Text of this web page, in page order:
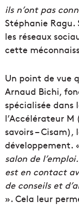
ils n’ont pas
Stéphanie
les réseaux
cette
Un point de vue
Arnaud Bichi,
spécialisée dans
l’Accélérateur
savoirs –
développement.
salon de
est en contact
de conseils et
». Cela leur